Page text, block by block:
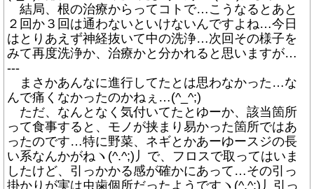
結局、根の治療からってコトで…こうなるとあと
２回か３回は通わないといけないんですよね…今日
はとりあえず神経抜いて中の洗浄…次回その様子を
みて再度洗浄か、治療かと分かれると思いますが…
---
まさかあんなに進行してたとは思わなかった…な
んで痛くなかったのかねぇ…(^_^;)
ただ、なんとなく気付いてたとゆーか、該当箇所
って食事すると、モノが挟まり易かった箇所ではあ
ったのです…特に野菜、ネギとかあーゆースジの長
い系なんかがねヽ(^.^;)丿で、フロスで取ってはいま
したけど、引っかかる感が確かにあって…その引っ
掛かりが実は虫歯個所だったようですヽ(^.^;)丿引っ